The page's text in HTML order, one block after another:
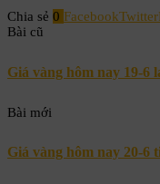
Chia sẻ 0 FacebookTwitter
Bài cũ
Giá vàng hôm nay 19-6
Bài mới
Giá vàng hôm nay 20-6